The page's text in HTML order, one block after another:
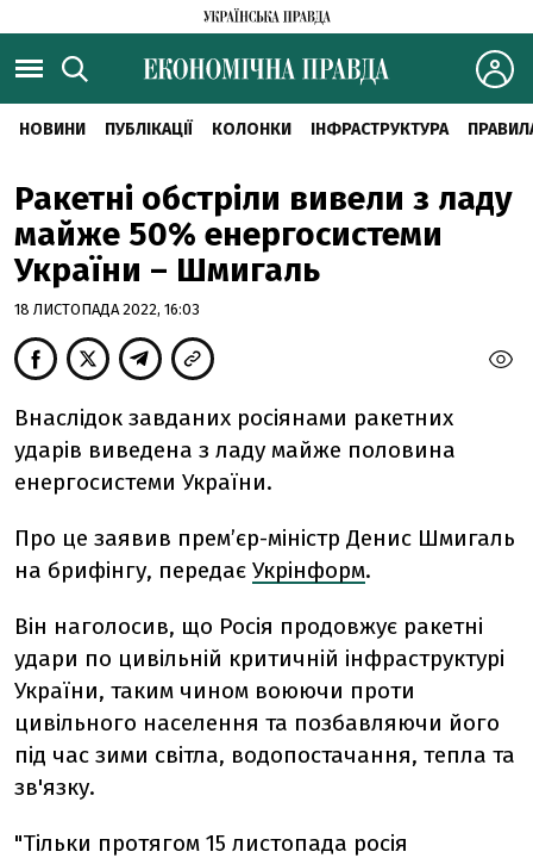
НОВИНИ ПУБЛІКАЦІЇ КОЛОНКИ ІНФРАСТРУКТУРА
Ракетні обстріли вивели з ладу
майже 50% енергосистеми
України – Шмигаль
18 ЛИСТОПАДА 2022, 16:03
Внаслідок завданих росіянами ракетних
ударів виведена з ладу майже половина
енергосистеми України.
Про це заявив прем’єр-міністр Денис Шмигаль
на брифінгу, передає Укрінформ.
Він наголосив, що Росія продовжує ракетні
удари по цивільній критичній інфраструктурі
України, таким чином воюючи проти
цивільного населення та позбавляючи його
під час зими світла, водопостачання, тепла та
зв'язку.
"Тільки протягом 15 листопада росія